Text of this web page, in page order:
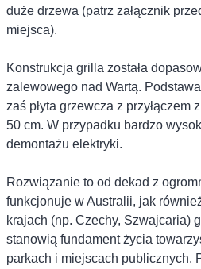
duże drzewa (patrz załącznik
miejsca).
Konstrukcja grilla została
zalewowego nad Wartą.
zaś płyta grzewcza z przyłączem
50 cm. W przypadku bardzo
demontażu elektryki.
Rozwiązanie to od dekad z
funkcjonuje w Australii, jak
krajach (np. Czechy, Szwajcaria)
stanowią fundament życia
parkach i miejscach publicznych.